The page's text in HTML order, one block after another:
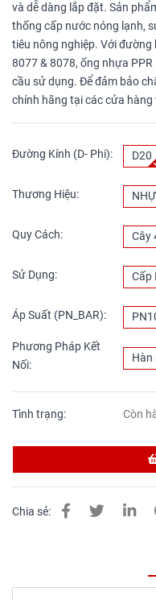
và dễ dàng lắp đặt. Sản
thống cấp nước nóng lạnh,
tiêu nông nghiệp. Với đường
8077 & 8078, ống nhựa
cầu sử dụng. Để đảm bảo
chính hãng tại các cửa
Đường Kính (D- Phi): D20
Thương Hiệu:
Quy Cách: Cây
Sử Dụng: Cấp
Áp Suất (PN_BAR):
Phương Pháp Kết
Nối:
Hàn
Tình trạng: Còn
Chia sẻ: